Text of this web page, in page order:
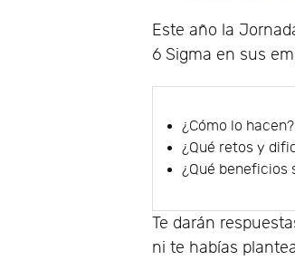
Este año la
6 Sigma en sus
¿Cómo lo hacen?
¿Qué retos y
¿Qué beneficios
Te darán
ni te habías